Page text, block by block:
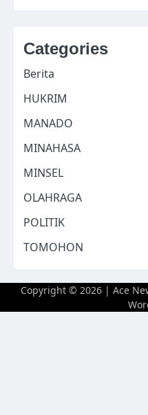
Categories
Berita
HUKRIM
MANADO
MINAHASA
MINSEL
OLAHRAGA
POLITIK
TOMOHON
Copyright © 2026 | Ace